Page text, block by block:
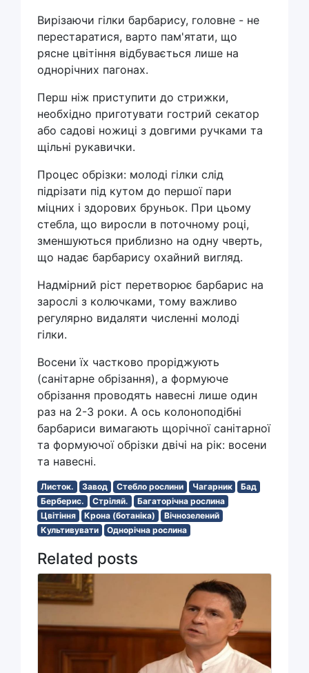
Вирізаючи гілки барбарису, головне - не
перестаратися, варто пам'ятати, що
рясне цвітіння відбувається лише на
однорічних пагонах.
Перш ніж приступити до стрижки,
необхідно приготувати гострий секатор
або садові ножиці з довгими ручками та
щільні рукавички.
Процес обрізки: молоді гілки слід
підрізати під кутом до першої пари
міцних і здорових бруньок. При цьому
стебла, що виросли в поточному році,
зменшуються приблизно на одну чверть,
що надає барбарису охайний вигляд.
Надмірний ріст перетворює барбарис на
зарослі з колючками, тому важливо
регулярно видаляти численні молоді
гілки.
Восени їх частково проріджують
(санітарне обрізання), а формуюче
обрізання проводять навесні лише один
раз на 2-3 роки. А ось колоноподібні
барбариси вимагають щорічної санітарної
та формуючої обрізки двічі на рік: восени
та навесні.
Листок. Завод Стебло рослини Чагарник
Бад
Берберис.
Стріляй.
Багаторічна рослина
Цвітіння
Крона (ботаніка)
Вічнозелений
Культивувати
Однорічна рослина
Related posts